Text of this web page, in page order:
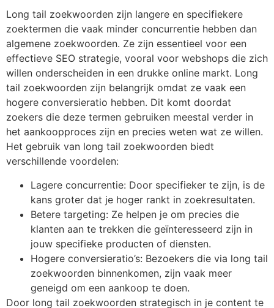
Long tail zoekwoorden zijn langere en specifiekere
zoektermen die vaak minder concurrentie hebben dan
algemene zoekwoorden. Ze zijn essentieel voor een
effectieve SEO strategie, vooral voor webshops die zich
willen onderscheiden in een drukke online markt. Long
tail zoekwoorden zijn belangrijk omdat ze vaak een
hogere conversieratio hebben. Dit komt doordat
zoekers die deze termen gebruiken meestal verder in
het aankoopproces zijn en precies weten wat ze willen.
Het gebruik van long tail zoekwoorden biedt
verschillende voordelen:
Lagere concurrentie: Door specifieker te zijn, is de
kans groter dat je hoger rankt in zoekresultaten.
Betere targeting: Ze helpen je om precies die
klanten aan te trekken die geïnteresseerd zijn in
jouw specifieke producten of diensten.
Hogere conversieratio’s: Bezoekers die via long tail
zoekwoorden binnenkomen, zijn vaak meer
geneigd om een aankoop te doen.
Door long tail zoekwoorden strategisch in je content te